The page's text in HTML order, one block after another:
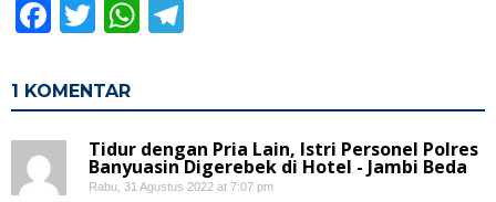
Facebook
TwitterWhatsApp
1 KOMENTAR
Tidur dengan Pria Lain, Istri Personel Polres
Banyuasin Digerebek di Hotel - Jambi Beda
Rabu, 31 Agustus 2022 at 7:07 pm